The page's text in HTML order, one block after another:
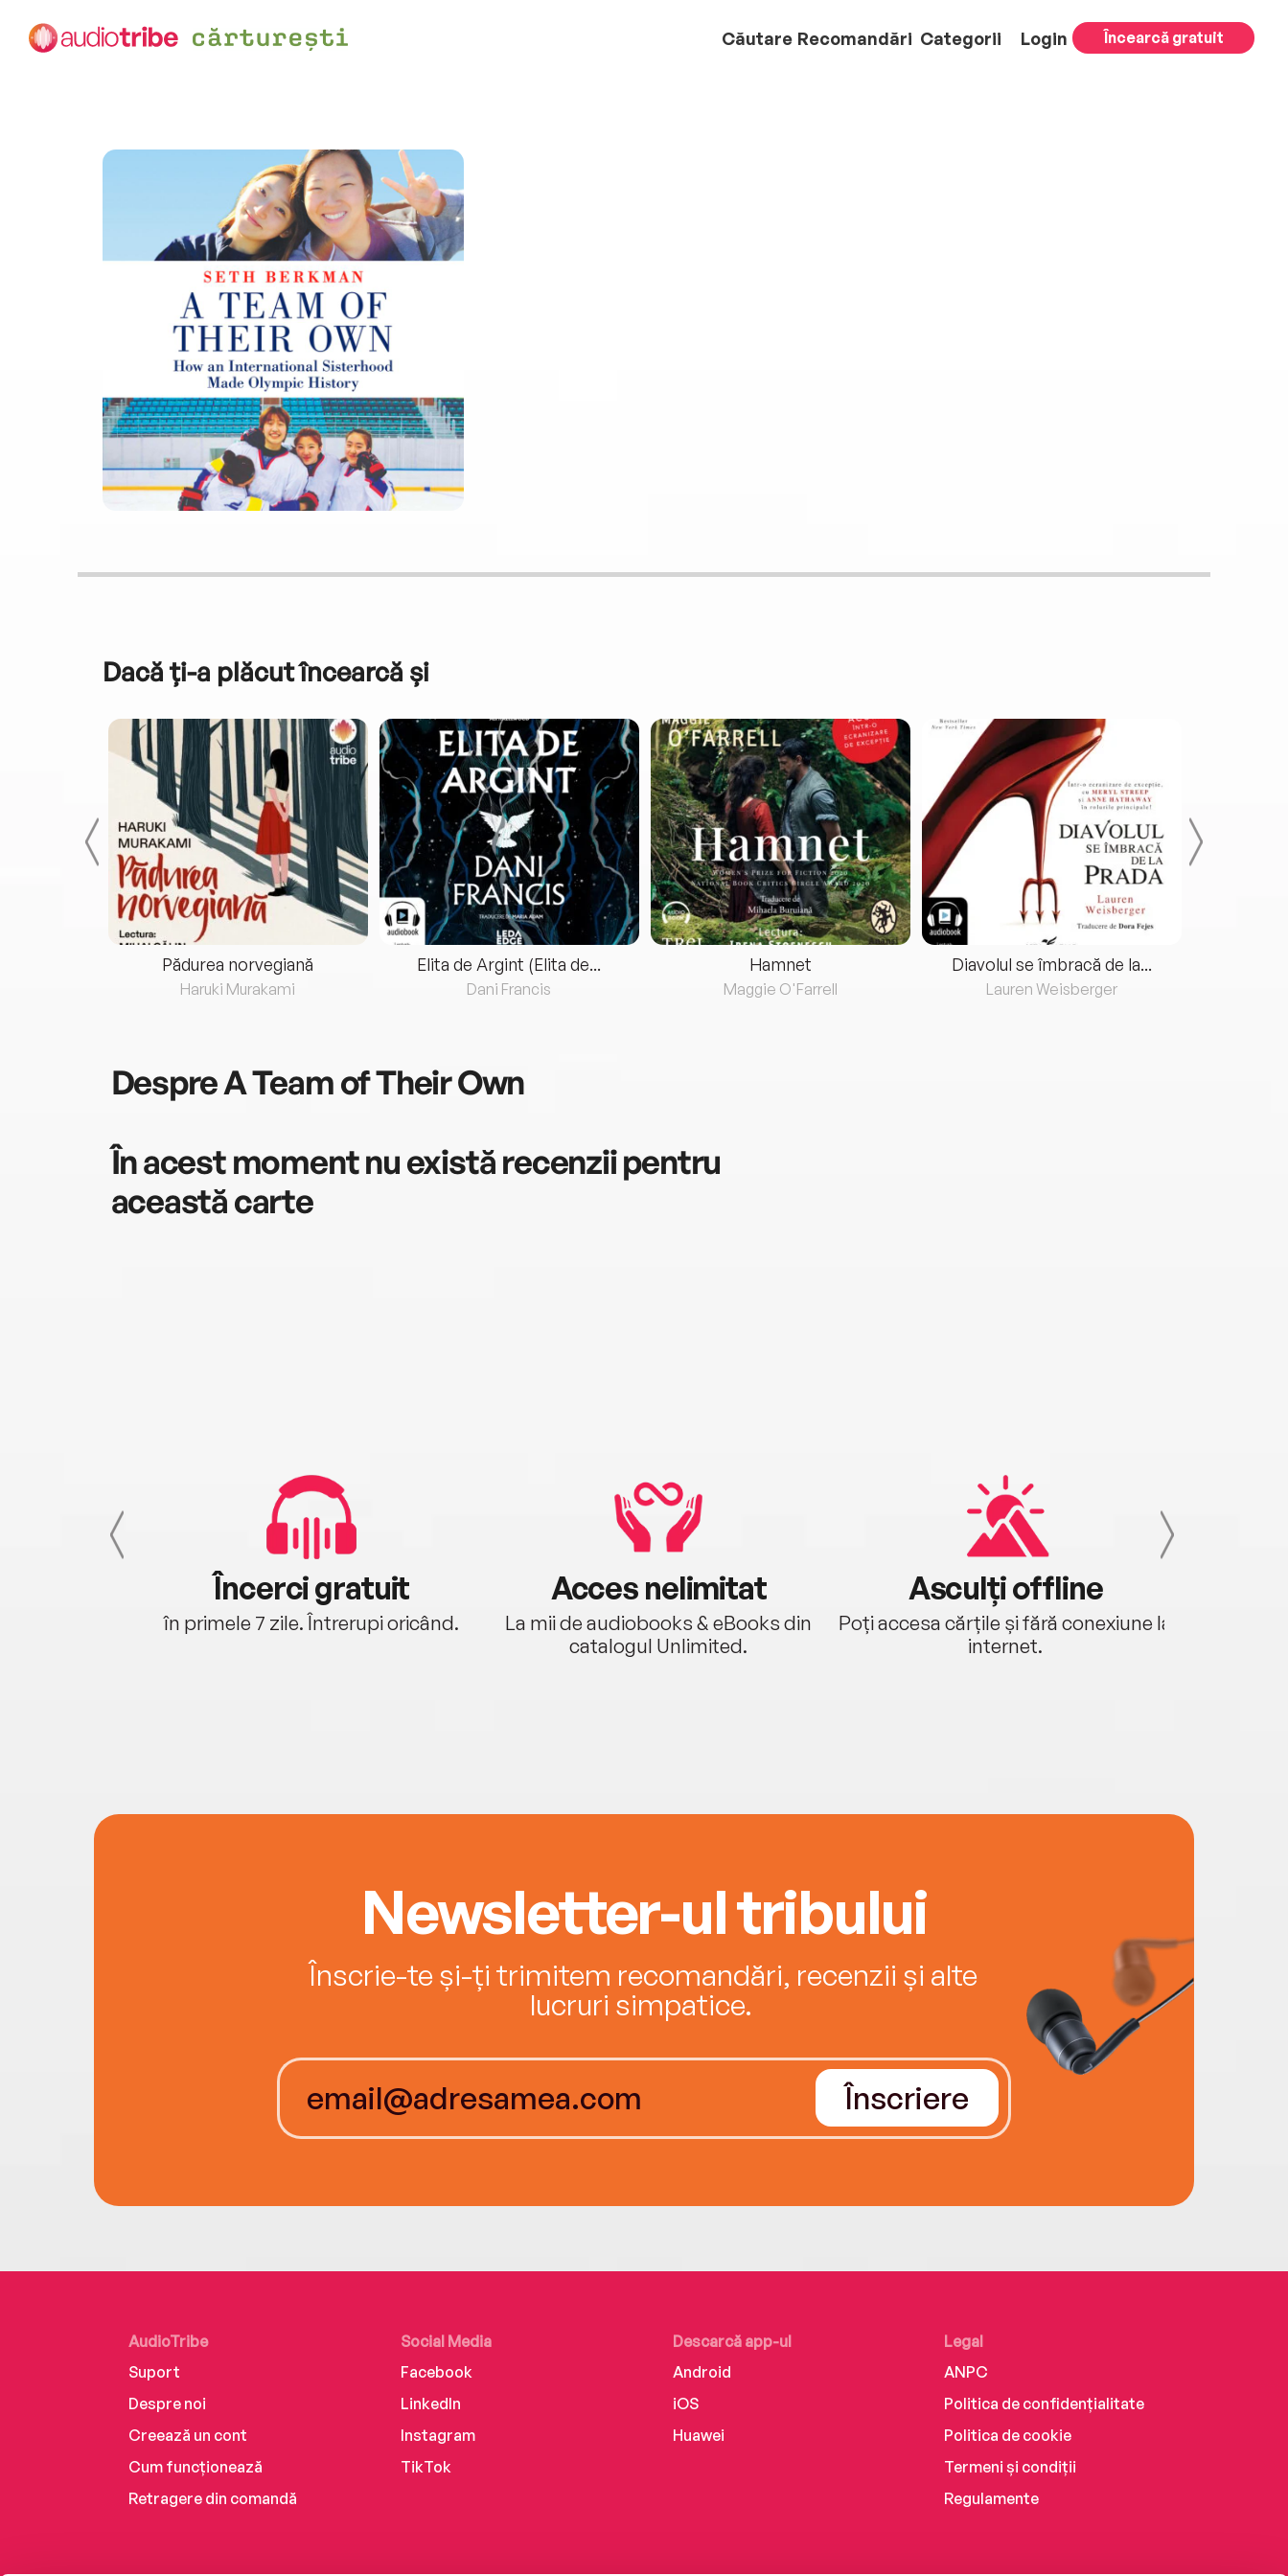
Căutare Recomandări Categorii Login Încearcă gratuit
Dacă ți-a plăcut încearcă și
Pădurea norvegiană
Haruki Murakami
Elita de Argint (Elita de...
Dani Francis
Hamnet
Maggie O'Farrell
Diavolul se îmbracă de la...
Lauren Weisberger
DespreA Team of Their Own
În acest moment nu există recenzii pentru
această carte
Încerci gratuit
în primele 7 zile. Întrerupi oricând.
Acces nelimitat
La mii de audiobooks & eBooks din
catalogul Unlimited.
Asculți offline
Poți accesa cărțile și fără conexiune la
internet.
Newsletter-ul tribului
Înscrie-te și-ți trimitem recomandări, recenzii și alte
lucruri simpatice.
Înscriere
AudioTribe
Suport
Despre noi
Creează un cont
Cum funcționează
Retragere din comandă
Social Media
Facebook
LinkedIn
Instagram
TikTok
Descarcă app-ul
Android
iOS
Huawei
Legal
ANPC
Politica de confidențialitate
Politica de cookie
Termeni și condiții
Regulamente